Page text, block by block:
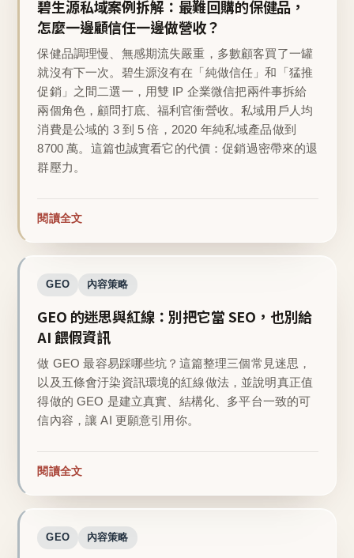
碧生源私域案例拆解：最難回購的保健品，
怎麼一邊顧信任一邊做營收？
保健品調理慢、無感期流失嚴重，多數顧客買了一罐
就沒有下一次。碧生源沒有在「純做信任」和「猛推
促銷」之間二選一，用雙 IP 企業微信把兩件事拆給
兩個角色，顧問打底、福利官衝營收。私域用戶人均
消費是公域的 3 到 5 倍，2020 年純私域產品做到
8700 萬。這篇也誠實看它的代價：促銷過密帶來的退
群壓力。
閱讀全文
GEO 內容策略
GEO 的迷思與紅線：別把它當 SEO，也別給
AI 餵假資訊
做 GEO 最容易踩哪些坑？這篇整理三個常見迷思，
以及五條會汙染資訊環境的紅線做法，並說明真正值
得做的 GEO 是建立真實、結構化、多平台一致的可
信內容，讓 AI 更願意引用你。
閱讀全文
GEO 內容策略